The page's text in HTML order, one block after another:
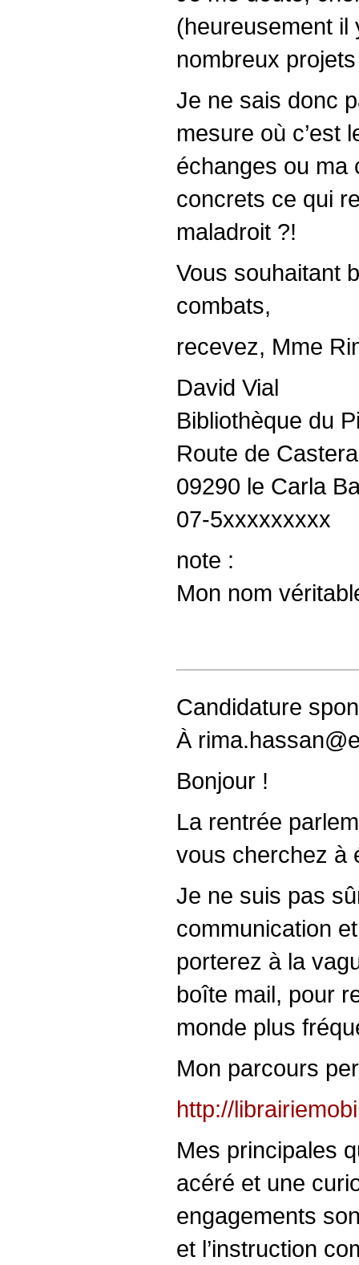
(heureusement il
nombreux
Je ne sais donc
mesure où c’est
échanges ou ma
concrets ce qui
maladroit ?!
Vous souhaitant
combats,
recevez, Mme
David Vial
Bibliothèque du
Route de
09290 le Carla
07-5xxxxxxxxx
note :
Mon nom
Candidature
À
Bonjour !
La rentrée
vous cherchez à
Je ne suis pas
communication
porterez à la
boîte mail, pour
monde plus
Mon parcours
http://
Mes principales
acéré et une
engagements
et l’instruction